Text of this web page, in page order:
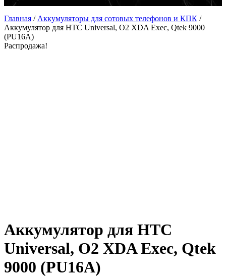
Главная / Аккумуляторы для сотовых телефонов и КПК /
Аккумулятор для HTC Universal, O2 XDA Exec, Qtek 9000
(PU16A)
Распродажа!
Аккумулятор для HTC
Universal, O2 XDA Exec, Qtek
9000 (PU16A)